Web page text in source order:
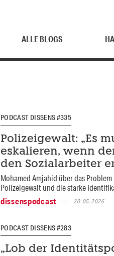
ALLE BLOGS
PODCAST DISSENS #335
Polizeigewalt: „Es
eskalieren, wenn
den Sozialarbeiter
Mohamed Amjahid über das
Polizeigewalt und die starke
dissenspodcast
20.05.2026
PODCAST DISSENS #283
„Lob der